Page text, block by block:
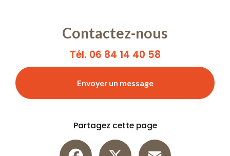
Contactez-nous
Tél. 06 84 14 40 58
Envoyer un message
Partagez cette page
Facebook